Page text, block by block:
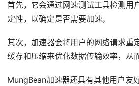
首先，它会通过网速测试工具检测用
定性，以确定是否需要加速。
其次，加速器会将用户的网络请求重
缓存和压缩来优化数据传输效率，从
MungBean加速器还具有其他用户友